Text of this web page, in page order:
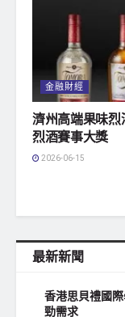
金融財經
濟州高端果味
烈酒賽事大獎
2026-06-15
最新新聞
香港思貝禮國
勁需求